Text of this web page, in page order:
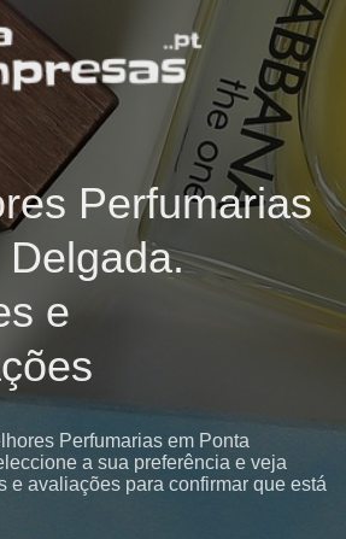
Perfumarias
e
Perfumarias em Ponta
a sua preferência e veja
e avaliações para confirmar que está